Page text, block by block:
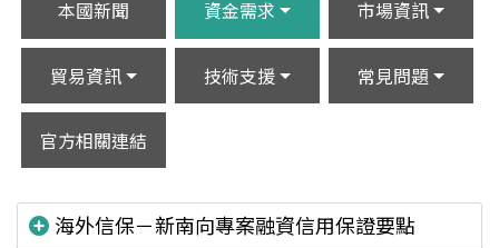
本國新聞 資金需求 市場資訊
貿易資訊 技術支援 常見問題
官方相關連結
海外信保－新南向專案融資信用保證要點